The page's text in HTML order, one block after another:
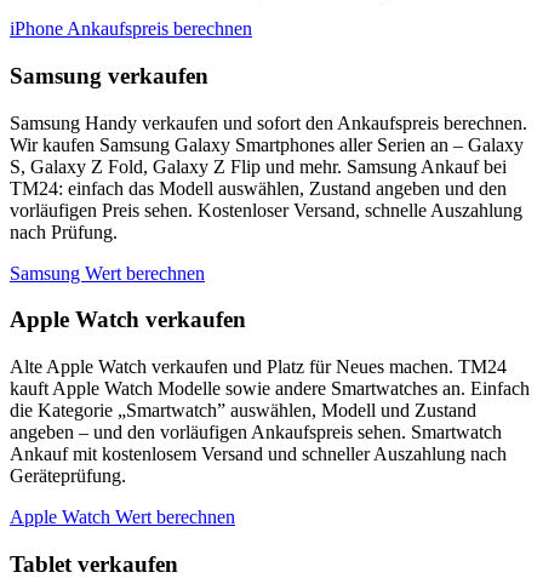
iPhone Ankaufspreis berechnen
Samsung verkaufen
Samsung Handy verkaufen und sofort den Ankaufspreis berechnen.
Wir kaufen Samsung Galaxy Smartphones aller Serien an – Galaxy
S, Galaxy Z Fold, Galaxy Z Flip und mehr. Samsung Ankauf bei
TM24: einfach das Modell auswählen, Zustand angeben und den
vorläufigen Preis sehen. Kostenloser Versand, schnelle Auszahlung
nach Prüfung.
Samsung Wert berechnen
Apple Watch verkaufen
Alte Apple Watch verkaufen und Platz für Neues machen. TM24
kauft Apple Watch Modelle sowie andere Smartwatches an. Einfach
die Kategorie „Smartwatch” auswählen, Modell und Zustand
angeben – und den vorläufigen Ankaufspreis sehen. Smartwatch
Ankauf mit kostenlosem Versand und schneller Auszahlung nach
Geräteprüfung.
Apple Watch Wert berechnen
Tablet verkaufen